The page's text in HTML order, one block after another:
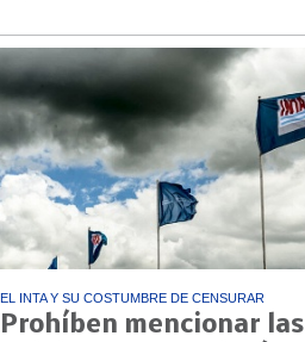
EL INTA Y SU COSTUMBRE DE CENSURAR
Prohíben mencionar las